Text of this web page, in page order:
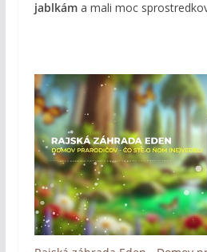
jablkáma mali moc